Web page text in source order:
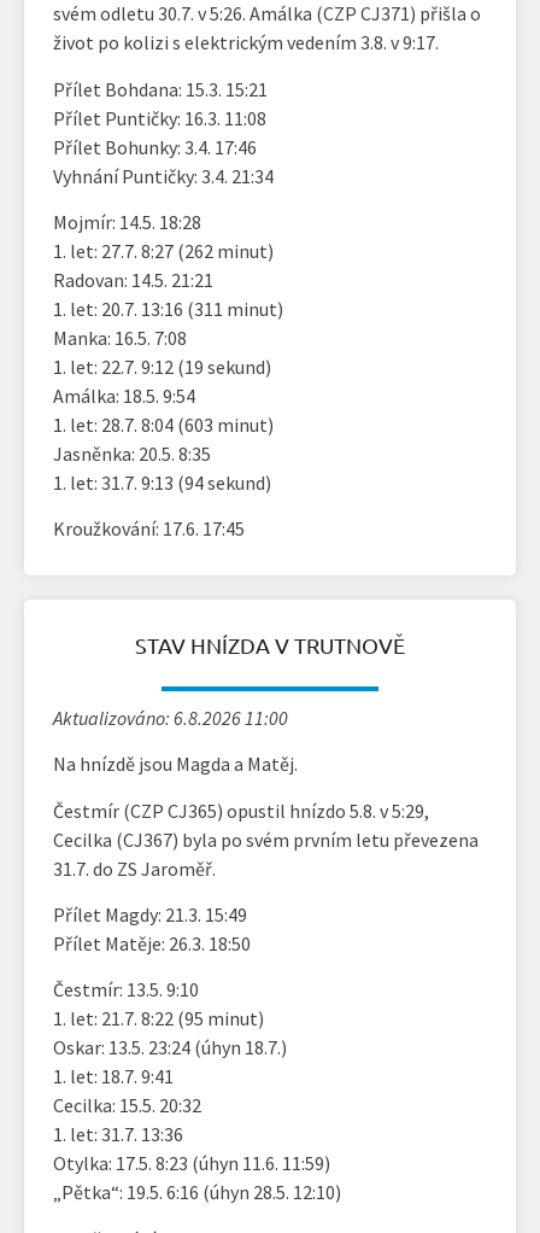
svém odletu 30.7. v 5:26. Amálka (CZP CJ371) přišla o
život po kolizi s elektrickým vedením 3.8. v 9:17.
Přílet Bohdana: 15.3. 15:21
Přílet Puntičky: 16.3. 11:08
Přílet Bohunky: 3.4. 17:46
Vyhnání Puntičky: 3.4. 21:34
Mojmír: 14.5. 18:28
1. let: 27.7. 8:27 (262 minut)
Radovan: 14.5. 21:21
1. let: 20.7. 13:16 (311 minut)
Manka: 16.5. 7:08
1. let: 22.7. 9:12 (19 sekund)
Amálka: 18.5. 9:54
1. let: 28.7. 8:04 (603 minut)
Jasněnka: 20.5. 8:35
1. let: 31.7. 9:13 (94 sekund)
Kroužkování: 17.6. 17:45
STAV HNÍZDA V TRUTNOVĚ
Aktualizováno: 6.8.2026 11:00
Na hnízdě jsou Magda a Matěj.
Čestmír (CZP CJ365) opustil hnízdo 5.8. v 5:29,
Cecilka (CJ367) byla po svém prvním letu převezena
31.7. do ZS Jaroměř.
Přílet Magdy: 21.3. 15:49
Přílet Matěje: 26.3. 18:50
Čestmír: 13.5. 9:10
1. let: 21.7. 8:22 (95 minut)
Oskar: 13.5. 23:24 (úhyn 18.7.)
1. let: 18.7. 9:41
Cecilka: 15.5. 20:32
1. let: 31.7. 13:36
Otylka: 17.5. 8:23 (úhyn 11.6. 11:59)
„Pětka“: 19.5. 6:16 (úhyn 28.5. 12:10)